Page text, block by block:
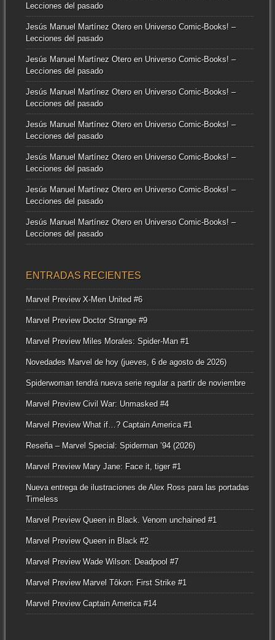
Lecciones del pasado
Jesús Manuel Martínez Oteroen Universo Comic-Books! –
Lecciones del pasado
Jesús Manuel Martínez Oteroen Universo Comic-Books! –
Lecciones del pasado
Jesús Manuel Martínez Oteroen Universo Comic-Books! –
Lecciones del pasado
Jesús Manuel Martínez Oteroen Universo Comic-Books! –
Lecciones del pasado
Jesús Manuel Martínez Oteroen Universo Comic-Books! –
Lecciones del pasado
Jesús Manuel Martínez Oteroen Universo Comic-Books! –
Lecciones del pasado
Jesús Manuel Martínez Oteroen Universo Comic-Books! –
Lecciones del pasado
ENTRADAS RECIENTES
Marvel Preview X-Men United #6
Marvel Preview Doctor Strange #9
Marvel Preview Miles Morales: Spider-Man #1
Novedades Marvel de hoy (jueves, 6 de agosto de 2026)
Spiderwoman tendrá nueva serie regular a partir de noviembre
Marvel Preview Civil War: Unmasked #4
Marvel Preview What if…? Captain America #1
Reseña – Marvel Special: Spiderman ’94 (2026)
Marvel Preview Mary Jane: Face it, tiger #1
Nueva entrega de ilustraciones de Alex Ross para las portadas
Timeless
Marvel Preview Queen in Black. Venom unchained #1
Marvel Preview Queen in Black #2
Marvel Preview Wade Wilson: Deadpool #7
Marvel Preview Marvel Tôkon: First Strike #1
Marvel Preview Captain America #14